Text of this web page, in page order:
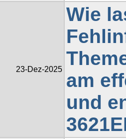
23-Dez-2025
Wie
am
und